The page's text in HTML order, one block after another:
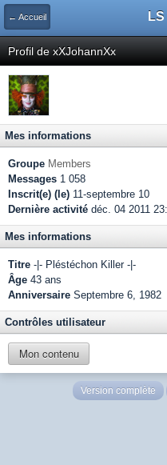
← Accueil
Profil de xXJohannXx
Mes informations
Groupe Members
Messages 1 058
Inscrit(e) (le) 11-septembre 10
Dernière activité déc. 04 2011
Mes informations
Titre -|- Pléstéchon Killer -|-
Âge 43 ans
Anniversaire Septembre 6, 1982
Contrôles utilisateur
Mon contenu
Version complète